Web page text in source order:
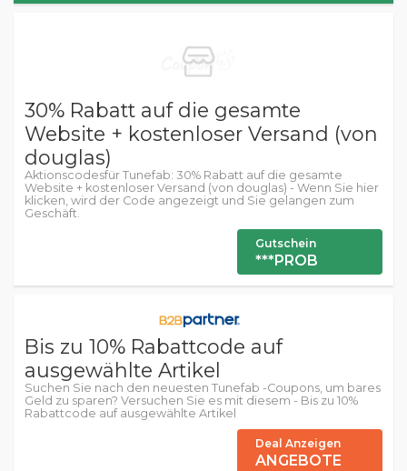
30% Rabatt auf die gesamte
Website + kostenloser Versand (von
douglas)
Aktionscodesfür Tunefab: 30% Rabatt auf die gesamte
Website + kostenloser Versand (von douglas) - Wenn Sie hier
klicken, wird der Code angezeigt und Sie gelangen zum
Geschäft.
Gutschein
***PROB
Bis zu 10% Rabattcode auf
ausgewählte Artikel
Suchen Sie nach den neuesten Tunefab -Coupons, um bares
Geld zu sparen? Versuchen Sie es mit diesem - Bis zu 10%
Rabattcode auf ausgewählte Artikel
Deal Anzeigen
ANGEBOTE